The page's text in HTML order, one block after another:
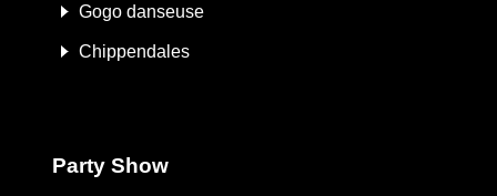
Gogo danseuse
Chippendales
Party Show